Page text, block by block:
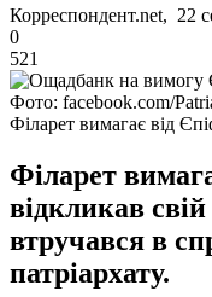
Корреспондент.net, 22
0
521
Фото: facebook.com/
Філарет вимагає від
Філарет
відкликав
втручався в
патріархату.